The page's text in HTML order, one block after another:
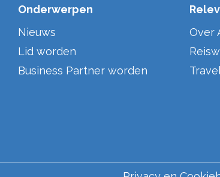
Onderwerpen
Nieuws
Lid worden
Business Partner worden
Over